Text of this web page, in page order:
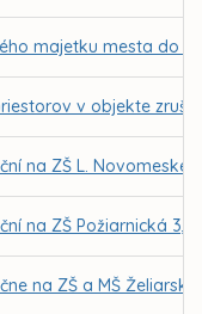
majetku mesta do
v objekte zruš.
na ZŠ L.
na ZŠ Požiarnická
na ZŠ a MŠ